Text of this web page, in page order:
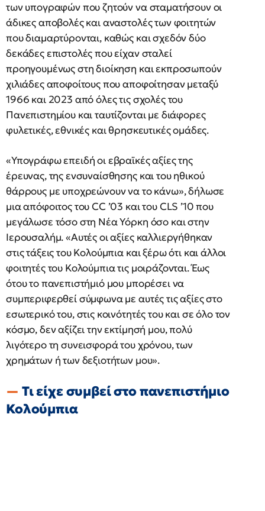
των υπογραφών που ζητούν να σταματήσουν οι
άδικες αποβολές και αναστολές των φοιτητών
που διαμαρτύρονται, καθώς και σχεδόν δύο
δεκάδες επιστολές που είχαν σταλεί
προηγουμένως στη διοίκηση και εκπροσωπούν
χιλιάδες αποφοίτους που αποφοίτησαν μεταξύ
1966 και 2023 από όλες τις σχολές του
Πανεπιστημίου και ταυτίζονται με διάφορες
φυλετικές, εθνικές και θρησκευτικές ομάδες.
«Υπογράφω επειδή οι εβραϊκές αξίες της
έρευνας, της ενσυναίσθησης και του ηθικού
θάρρους με υποχρεώνουν να το κάνω», δήλωσε
μια απόφοιτος του CC ’03 και του CLS ’10 που
μεγάλωσε τόσο στη Νέα Υόρκη όσο και στην
Ιερουσαλήμ. «Αυτές οι αξίες καλλιεργήθηκαν
στις τάξεις του Κολούμπια και ξέρω ότι και άλλοι
φοιτητές του Κολούμπια τις μοιράζονται. Έως
ότου το πανεπιστήμιό μου μπορέσει να
συμπεριφερθεί σύμφωνα με αυτές τις αξίες στο
εσωτερικό του, στις κοινότητές του και σε όλο τον
κόσμο, δεν αξίζει την εκτίμησή μου, πολύ
λιγότερο τη συνεισφορά του χρόνου, των
χρημάτων ή των δεξιοτήτων μου».
Τι είχε συμβεί στο πανεπιστήμιο
Κολούμπια